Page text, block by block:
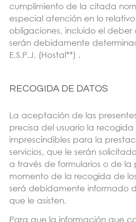
cumplimiento de la citada
especial atención en lo relativo
obligaciones, incluido el deber
serán debidamente
E.S.P.J. (Hostal**) .
RECOGIDA DE DATOS
La aceptación de las
precisa del usuario la
imprescindibles para la
servicios, que le serán
a través de formularios o de la
momento de la recogida de
será debidamente informado
que le asisten.
Para que la información que